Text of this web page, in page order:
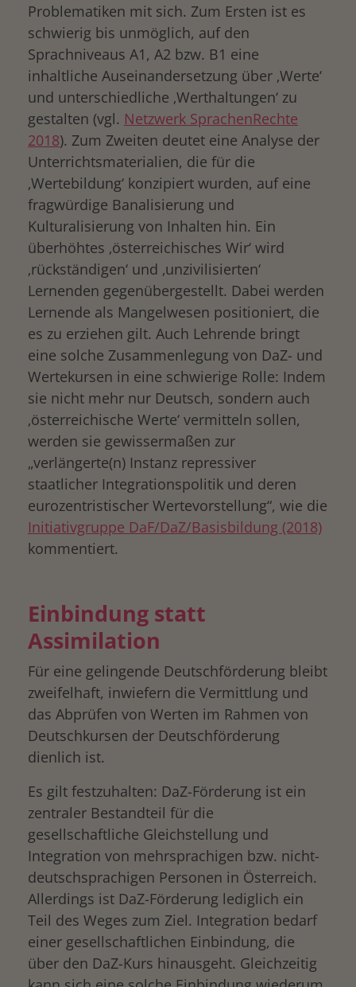
Problematiken mit sich. Zum Ersten ist es
schwierig bis unmöglich, auf den
Sprachniveaus A1, A2 bzw. B1 eine
inhaltliche Auseinandersetzung über ‚Werte‘
und unterschiedliche ‚Werthaltungen‘ zu
gestalten (vgl. Netzwerk SprachenRechte
2018). Zum Zweiten deutet eine Analyse der
Unterrichtsmaterialien, die für die
‚Wertebildung‘ konzipiert wurden, auf eine
fragwürdige Banalisierung und
Kulturalisierung von Inhalten hin. Ein
überhöhtes ‚österreichisches Wir‘ wird
‚rückständigen‘ und ‚unzivilisierten‘
Lernenden gegenübergestellt. Dabei werden
Lernende als Mangelwesen positioniert, die
es zu erziehen gilt. Auch Lehrende bringt
eine solche Zusammenlegung von DaZ- und
Wertekursen in eine schwierige Rolle: Indem
sie nicht mehr nur Deutsch, sondern auch
‚österreichische Werte‘ vermitteln sollen,
werden sie gewissermaßen zur
„verlängerte(n) Instanz repressiver
staatlicher Integrationspolitik und deren
eurozentristischer Wertevorstellung“, wie die
Initiativgruppe DaF/DaZ/Basisbildung (2018)
kommentiert.
Einbindung statt
Assimilation
Für eine gelingende Deutschförderung bleibt
zweifelhaft, inwiefern die Vermittlung und
das Abprüfen von Werten im Rahmen von
Deutschkursen der Deutschförderung
dienlich ist.
Es gilt festzuhalten: DaZ-Förderung ist ein
zentraler Bestandteil für die
gesellschaftliche Gleichstellung und
Integration von mehrsprachigen bzw. nicht-
deutschsprachigen Personen in Österreich.
Allerdings ist DaZ-Förderung lediglich ein
Teil des Weges zum Ziel. Integration bedarf
einer gesellschaftlichen Einbindung, die
über den DaZ-Kurs hinausgeht. Gleichzeitig